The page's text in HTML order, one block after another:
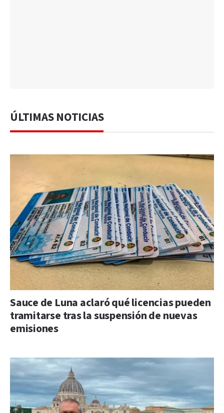
ÚLTIMAS NOTICIAS
Sauce de Luna aclaró qué licencias pueden
tramitarse tras la suspensión de nuevas
emisiones